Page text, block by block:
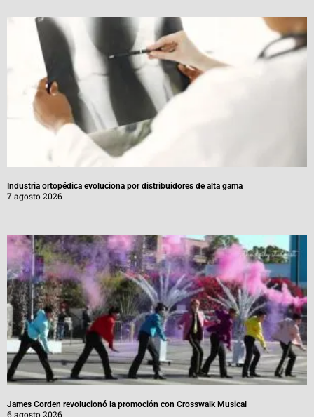
Industria ortopédica evoluciona por distribuidores de alta gama
7 agosto 2026
James Corden revolucionó la promoción con Crosswalk Musical
6 agosto 2026